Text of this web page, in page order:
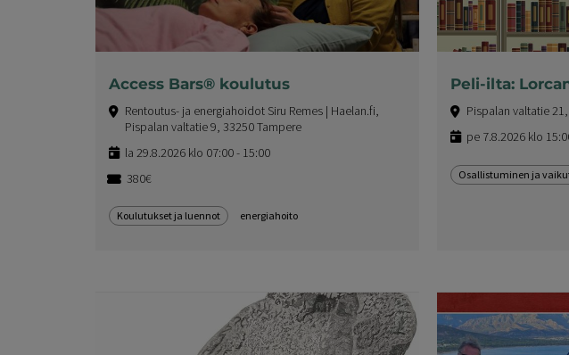
Access Bars® koulutus
Rentoutus- ja energiahoidot Siru Remes | Haelan.fi,
Pispalan valtatie 9, 33250 Tampere
la 29.8.2026 klo 07:00 - 15:00
380€
Koulutukset ja luennot energiahoito
Peli-ilta:
Pispalan valtatie
pe 7.8.2026 klo
Osallistuminen ja